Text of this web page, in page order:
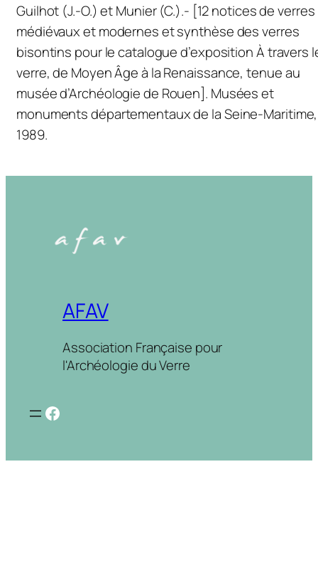
Guilhot (J.-O.) et Munier (C.).- [12 notices de verres
médiévaux et modernes et synthèse des verres
bisontins pour le catalogue d’expositionÀ travers
verre, de Moyen Âge à la Renaissance, tenue au
musée d’Archéologie de Rouen]. Musées et
monuments départementaux de la Seine-Maritime,
1989.
AFAV
Association Française pour
l'Archéologie du Verre
Facebook